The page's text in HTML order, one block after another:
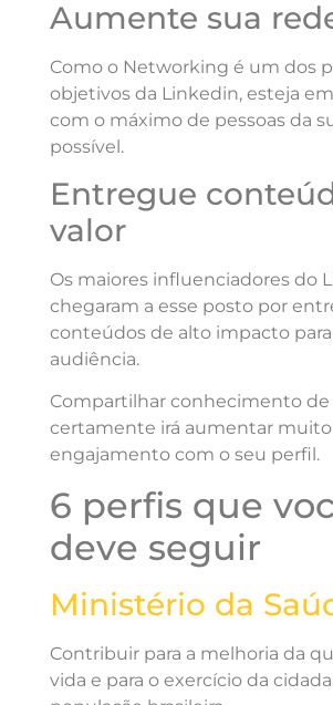
Aumente sua
Como o Networking é um dos
objetivos da Linkedin, esteja
com o máximo de pessoas da
possível.
Entregue
valor
Os maiores influenciadores do
chegaram a esse posto por
conteúdos de alto impacto para
audiência.
Compartilhar conhecimento
certamente irá aumentar
engajamento com o seu perfil.
6 perfis que
deve seguir
Ministério da
Contribuir para a melhoria da
vida e para o exercício da